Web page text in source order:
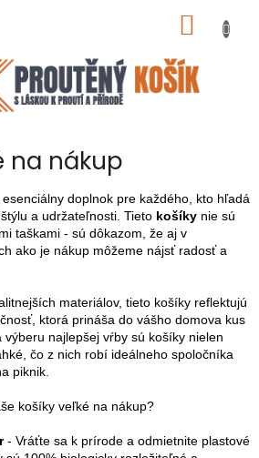
KOŠÍK
na nákup
doplnok pre každého, kto hľadá
a udržateľnosti. Tieto košíky nie sú
taškami - sú dôkazom, že aj v
ako je nákup môžeme nájsť radosť a
materiálov, tieto košíky reflektujú
ktorá prináša do vášho domova kus
najlepšej vŕby sú košíky nielen
čo z nich robí ideálneho spoločníka
piknik.
košíky veľké na nákup?
- Vráťte sa k prírode a odmietnite plastové